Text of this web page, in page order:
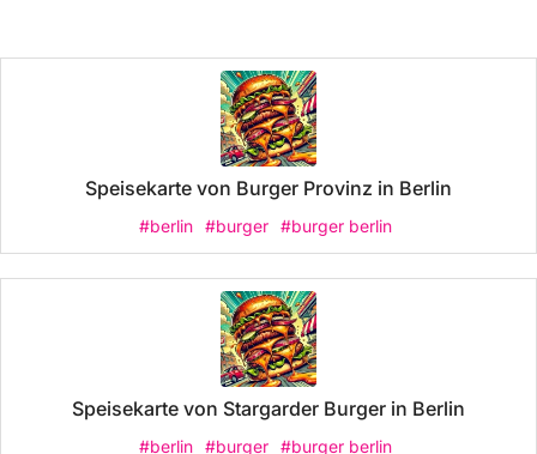
Speisekarte von Burger Provinz in Berlin
#berlin #burger #burger berlin
Speisekarte von Stargarder Burger in Berlin
#berlin #burger #burger berlin